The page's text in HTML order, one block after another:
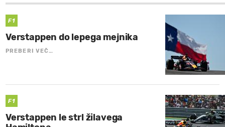
F1
Verstappen do lepega mejnika
PREBERI VEČ…
F1
Verstappen le strl žilavega